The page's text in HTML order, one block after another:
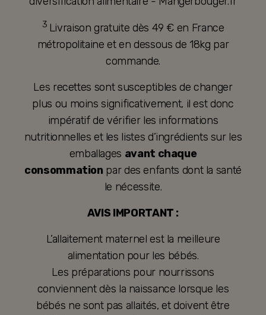
3 Livraison gratuite dès 49 € en France
métropolitaine et en dessous de 18kg par
commande.
Les recettes sont susceptibles de changer
plus ou moins significativement, il est donc
impératif de vérifier les informations
nutritionnelles et les listes d’ingrédients sur les
emballages avant chaque
consommation par des enfants dont la santé
le nécessite.
AVIS IMPORTANT :
L’allaitement maternel est la meilleure
alimentation pour les bébés.
Les préparations pour nourrissons
conviennent dès la naissance lorsque les
bébés ne sont pas allaités, et doivent être